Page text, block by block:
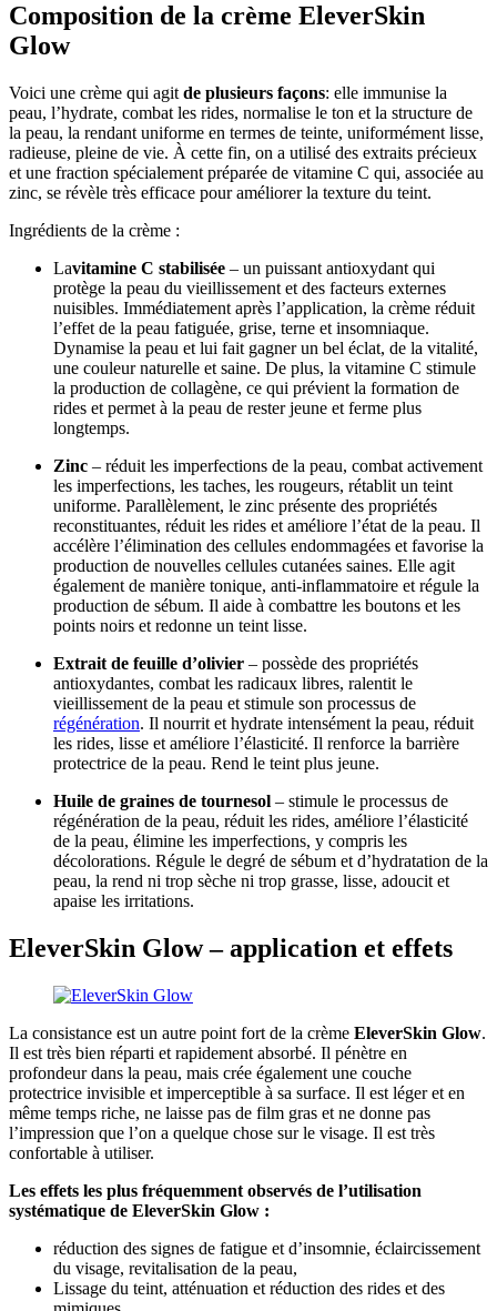
Composition de la crème EleverSkin
Glow
Voici une crème qui agit de plusieurs façons: elle immunise la
peau, l’hydrate, combat les rides, normalise le ton et la structure de
la peau, la rendant uniforme en termes de teinte, uniformément lisse,
radieuse, pleine de vie. À cette fin, on a utilisé des extraits précieux
et une fraction spécialement préparée de vitamine C qui, associée au
zinc, se révèle très efficace pour améliorer la texture du teint.
Ingrédients de la crème :
Lavitamine C stabilisée – un puissant antioxydant qui
protège la peau du vieillissement et des facteurs externes
nuisibles. Immédiatement après l’application, la crème réduit
l’effet de la peau fatiguée, grise, terne et insomniaque.
Dynamise la peau et lui fait gagner un bel éclat, de la vitalité,
une couleur naturelle et saine. De plus, la vitamine C stimule
la production de collagène, ce qui prévient la formation de
rides et permet à la peau de rester jeune et ferme plus
longtemps.
Zinc – réduit les imperfections de la peau, combat activement
les imperfections, les taches, les rougeurs, rétablit un teint
uniforme. Parallèlement, le zinc présente des propriétés
reconstituantes, réduit les rides et améliore l’état de la peau. Il
accélère l’élimination des cellules endommagées et favorise la
production de nouvelles cellules cutanées saines. Elle agit
également de manière tonique, anti-inflammatoire et régule la
production de sébum. Il aide à combattre les boutons et les
points noirs et redonne un teint lisse.
Extrait de feuille d’olivier – possède des propriétés
antioxydantes, combat les radicaux libres, ralentit le
vieillissement de la peau et stimule son processus de
régénération. Il nourrit et hydrate intensément la peau, réduit
les rides, lisse et améliore l’élasticité. Il renforce la barrière
protectrice de la peau. Rend le teint plus jeune.
Huile de graines de tournesol – stimule le processus de
régénération de la peau, réduit les rides, améliore l’élasticité
de la peau, élimine les imperfections, y compris les
décolorations. Régule le degré de sébum et d’hydratation de la
peau, la rend ni trop sèche ni trop grasse, lisse, adoucit et
apaise les irritations.
EleverSkin Glow – application et effets
La consistance est un autre point fort de la crème EleverSkin Glow.
Il est très bien réparti et rapidement absorbé. Il pénètre en
profondeur dans la peau, mais crée également une couche
protectrice invisible et imperceptible à sa surface. Il est léger et en
même temps riche, ne laisse pas de film gras et ne donne pas
l’impression que l’on a quelque chose sur le visage. Il est très
confortable à utiliser.
Les effets les plus fréquemment observés de l’utilisation
systématique de EleverSkin Glow :
réduction des signes de fatigue et d’insomnie, éclaircissement
du visage, revitalisation de la peau,
Lissage du teint, atténuation et réduction des rides et des